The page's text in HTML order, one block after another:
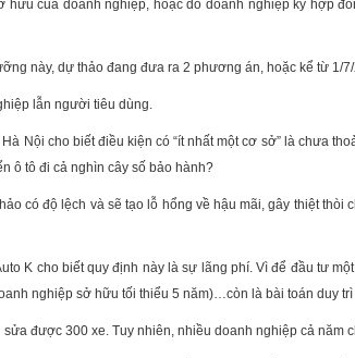
của doanh nghiệp, hoặc do doanh nghiệp ký hợp
này, dự thảo đang đưa ra 2 phương án, hoặc kể từ 1/7/
lẫn người tiêu dùng.
Nội cho biết điều kiện có “ít nhất một cơ sở” là chưa
ô tô đi cả nghìn cây số bảo hành?
có độ lệch và sẽ tạo lỗ hổng về hậu mãi, gây thiệt
K cho biết quy định này là sự lãng phí. Vì để đầu tư
nghiệp sở hữu tối thiểu 5 năm)…còn là bài toán duy
được 300 xe. Tuy nhiên, nhiều doanh nghiệp cả năm